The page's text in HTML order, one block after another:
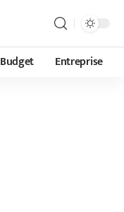
Budget Entreprise